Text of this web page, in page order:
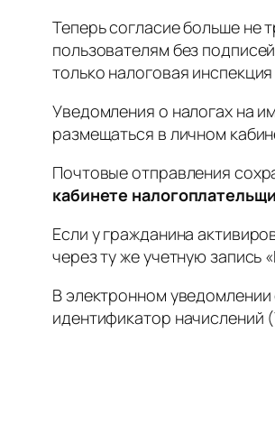
Теперь согласие больше не
пользователям без
только налоговая
Уведомления о налогах на
размещаться в личном
Почтовые отправления
кабинете
Если у гражданина
через ту же учетную запись
В электронном
идентификатор начислений